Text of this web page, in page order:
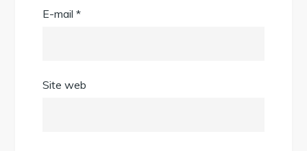
E-mail*
Site web